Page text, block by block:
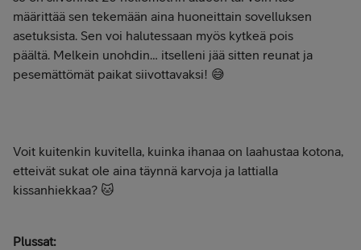
määrittää sen tekemään aina huoneittain sovelluksen
asetuksista. Sen voi halutessaan myös kytkeä pois
päältä. Melkein unohdin… itselleni jää sitten reunat ja
pesemättömät paikat siivottavaksi! 😅
Voit kuitenkin kuvitella, kuinka ihanaa on laahustaa kotona,
etteivät sukat ole aina täynnä karvoja ja lattialla
kissanhiekkaa? 🐱
Plussat: